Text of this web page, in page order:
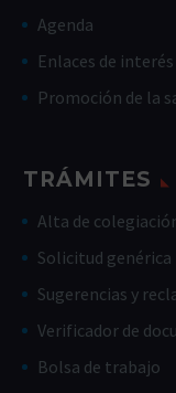
Agenda
Enlaces de interés
Promoción de la
TRÁMITES
Alta de
Solicitud genérica
Sugerencias y
Verificador de
Bolsa de trabajo